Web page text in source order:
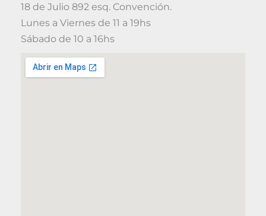
18 de Julio 892 esq. Convención.
Lunes a Viernes de 11 a 19hs
Sábado de 10 a 16hs